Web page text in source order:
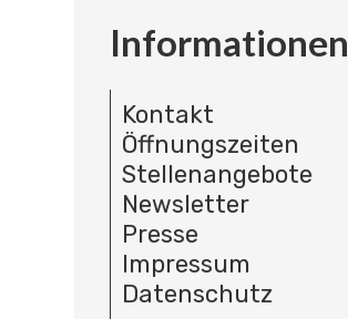
Informationen
Kontakt
Öffnungszeiten
Stellenangebote
Newsletter
Presse
Impressum
Datenschutz